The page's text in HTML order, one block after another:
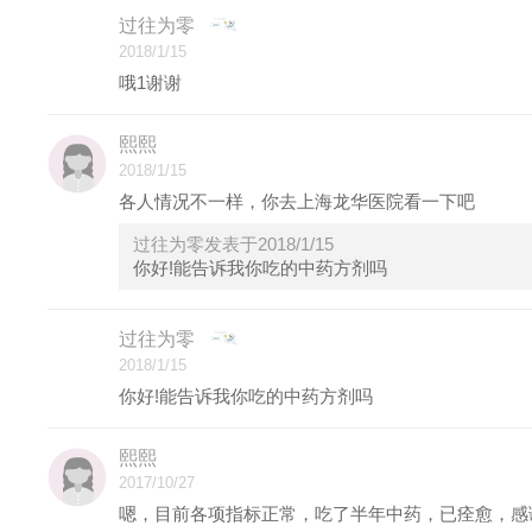
过往为零
2018/1/15
哦1谢谢
熙熙
2018/1/15
各人情况不一样，你去上海龙华医院看一下吧
过往为零发表于2018/1/15
你好!能告诉我你吃的中药方剂吗
过往为零
2018/1/15
你好!能告诉我你吃的中药方剂吗
熙熙
2017/10/27
嗯，目前各项指标正常，吃了半年中药，已痊愈，感